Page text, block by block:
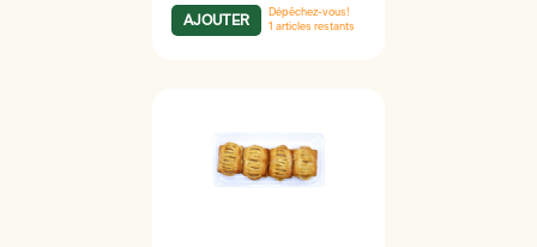
AJOUTER
Dépêchez-vous!
1 articles restants